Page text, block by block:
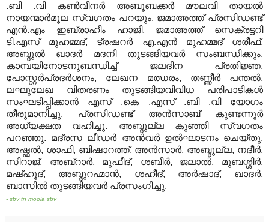
.ബി .വി കണ്‍വീനര്‍ അബൂബക്കര്‍ മൗലവി തായല്‍
നായന്മാര്‍മൂല സ്വഗതം പറയും. ജമാഅത്ത് പ്രസിഡണ്ട്
എന്‍.എം ഇബ്രാഹീം ഹാജി, ജമാഅത്ത് സെക്രട്ടറി
ടി.എസ് മുഹമ്മദ്, ട്രഷറര്‍ എ.എന്‍ മുഹമ്മദ് ശരീഫ്,
അബ്ദുല്‍ ഖാദര്‍ മദനി തുടങ്ങിയവര്‍ സംബന്ധിക്കും.
കാമ്പയിനോടനുബന്ധിച്ച് ജലദിന പ്രതിജ്ഞ,
പോസ്റ്റര്‍പ്രദര്‍ശനം, ലേഖന മഝരം, തണ്ണീര്‍ പന്തല്‍,
ലഘുലേഖ വിതരണം തുടങ്ങിയവിവിധ പരിപാടികള്‍
സംഘടിപ്പിക്കാന്‍ എസ് .കെ .എസ് .ബി .വി യോഗം
തീരുമാനിച്ചു. പ്രസിഡണ്ട് അന്‍സാബ് കുണ്ടന്നൂര്‍
അധ്യക്ഷത വഹിച്ചു. അബ്ദുല്ല കുഞ്ഞി സ്വഗതം
പറഞ്ഞു. മദ്രസ ലീഡര്‍ അന്‍വര്‍ ഉല്‍ഘാടനം ചെയ്തു.
അഷ്ഫല്‍, ശാഫി, ബിഷാറത്ത്, അന്‍സാര്‍, അബ്ദുല്ല, നദീര്‍,
സിറാജ്, അബ്‌റാര്‍, മുഫീദ്, ശബീര്‍, ജലാല്‍, മുബശ്ശിര്‍,
മഷ്ഹൂദ്, അബ്ദുറഹ്മാന്‍, ശഹീദ്, അര്‍ഷാദ്, ഖാദര്‍,
ബാസില്‍ തുടങ്ങിയവര്‍ പ്രസംഗിച്ചു.
- sbv tn moola sbv